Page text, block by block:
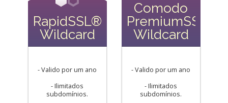
RapidSSL®
Wildcard
- Valido por um ano
- Ilimitados
subdomínios.
Comodo
PremiumSSL
Wildcard
- Valido por um ano
- Ilimitados
subdomínios.